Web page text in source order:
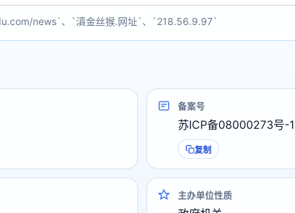
news`、`滇金丝猴.网址`、`218.56.9.97`
备案号
苏ICP备08000273号-1
复制
主办单位性质